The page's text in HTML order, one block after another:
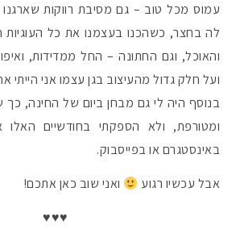
עמוס מכל טוב – גם מסיבת רווקות
לה בחצר, כשהכנו בעצמנו את כל העוגיות
והאוכל, וגם החתונה – החל ממדידות, ואיפור
ועל חלק גדול מהעיצוב בגן עצמו אני הייתי
בנוסף היה לי גם מבחן ביום של החינה,
ומטורפת, ולא הספקתי בחודשיים האלו
באינסטגרם או בפייסבוק.
אבל עכשיו רגוע
ואני שוב כאן אתכם!
♥♥♥